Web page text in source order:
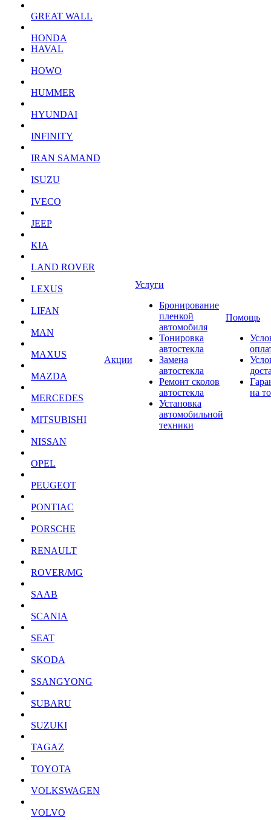
GREAT WALL
HONDA
HAVAL
HOWO
HUMMER
HYUNDAI
INFINITY
IRAN SAMAND
ISUZU
IVECO
JEEP
KIA
LAND ROVER
LEXUS
LIFAN
MAN
MAXUS
MAZDA
MERCEDES
MITSUBISHI
NISSAN
OPEL
PEUGEOT
PONTIAC
PORSCHE
RENAULT
ROVER/MG
SAAB
SCANIA
SEAT
SKODA
SSANGYONG
SUBARU
SUZUKI
TAGAZ
TOYOTA
VOLKSWAGEN
VOLVO
Акции
Услуги
Бронирование
пленкой
автомобиля
Тонировка
автостекла
Замена
автостекла
Ремонт сколов
автостекла
Установка
автомобильной
техники
Помощь
на